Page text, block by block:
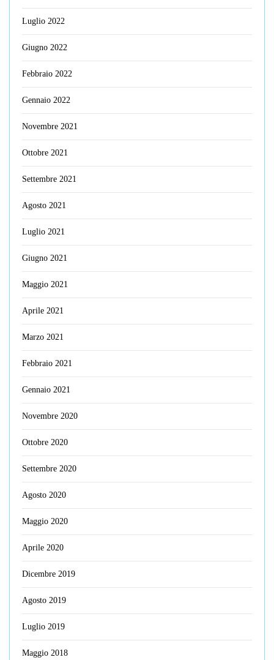
Luglio 2022
Giugno 2022
Febbraio 2022
Gennaio 2022
Novembre 2021
Ottobre 2021
Settembre 2021
Agosto 2021
Luglio 2021
Giugno 2021
Maggio 2021
Aprile 2021
Marzo 2021
Febbraio 2021
Gennaio 2021
Novembre 2020
Ottobre 2020
Settembre 2020
Agosto 2020
Maggio 2020
Aprile 2020
Dicembre 2019
Agosto 2019
Luglio 2019
Maggio 2018